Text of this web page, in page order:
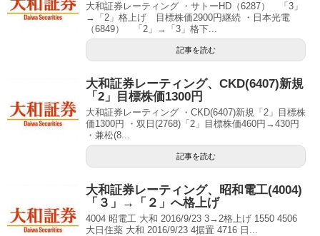
大和証券レーティング ・サトーHD（6287） 「3」
→「2」格上げ 目標株価2900円継続 ・日本光電
（6849） 「2」→「3」格下...
記事を読む
大和証券レーティング、CKD(6407)新規
「2」目標株価1300円
大和証券レーティング ・CKD(6407)新規「2」目標株
価1300円 ・双日(2768)「2」目標株価460円→430円
・兼松(8...
記事を読む
大和証券レーティング、昭和電工(4004)
「３」→「２」へ格上げ
4004 昭電工 大和 2016/9/23 3→2格上げ 1550 4506
大日住薬 大和 2016/9/23 4据置 4716 日...